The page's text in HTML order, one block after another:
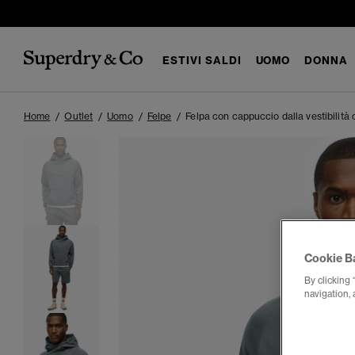
ESTIVI SALDI UOMO DONNA
Home Outlet Uomo Felpe Felpa con cappuccio dalla vestibilità
Cookie
By clicking
navigation,